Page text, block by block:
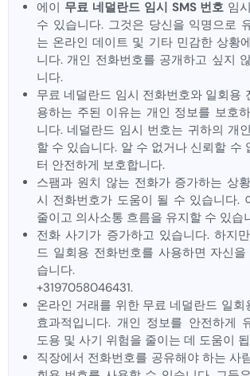
에이 무료 네덜란드 임시 SMS 번호 임
수 있습니다. 그것은 당신을 익명으로
는 온라인 데이트 및 기타 민감한 상황
니다. 개인 전화번호를 공개하고 싶지
니다.
무료 네덜란드 임시 전화번호와 일회용
용하는 주된 이유는 개인 정보를 보호
니다. 네덜란드 임시 번호는 귀하의 개
할 수 있습니다. 알 수 없거나 신뢰할 수
터 안전하게 보호합니다.
스팸과 원치 않는 전화가 증가하는 상
시 전화번호가 도움이 될 수 있습니다.
줄이고 의사소통 흐름을 유지할 수 있습
전화 사기가 증가하고 있습니다. 하지
드 일회용 전화번호를 사용하면 자신
습니다.
+3197058046431.
온라인 거래를 위한 무료 네덜란드 일회
효과적입니다. 개인 정보를 안전하게
도용 및 사기 위험을 줄이는 데 도움이
직장에서 전화번호를 공유해야 하는 사